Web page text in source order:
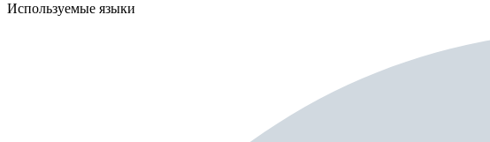
Используемые языки